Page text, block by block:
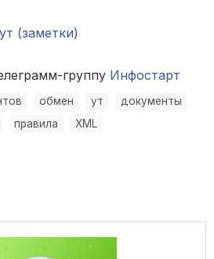
(заметки)
группу Инфостарт
обмен ут
документы
правила XML